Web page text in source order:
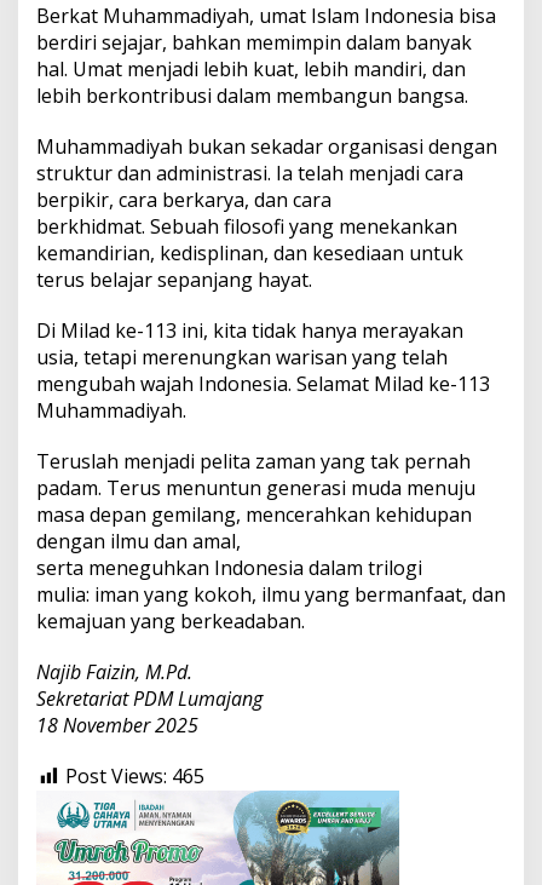
Berkat Muhammadiyah, umat Islam Indonesia bisa
berdiri sejajar, bahkan memimpin dalam banyak
hal. Umat menjadi lebih kuat, lebih mandiri, dan
lebih berkontribusi dalam membangun bangsa.
Muhammadiyah bukan sekadar organisasi dengan
struktur dan administrasi. Ia telah menjadi cara
berpikir, cara berkarya, dan cara
berkhidmat. Sebuah filosofi yang menekankan
kemandirian, kedisplinan, dan kesediaan untuk
terus belajar sepanjang hayat.
Di Milad ke-113 ini, kita tidak hanya merayakan
usia, tetapi merenungkan warisan yang telah
mengubah wajah Indonesia. Selamat Milad ke-113
Muhammadiyah.
Teruslah menjadi pelita zaman yang tak pernah
padam. Terus menuntun generasi muda menuju
masa depan gemilang, mencerahkan kehidupan
dengan ilmu dan amal,
serta meneguhkan Indonesia dalam trilogi
mulia: iman yang kokoh, ilmu yang bermanfaat, dan
kemajuan yang berkeadaban.
Najib Faizin, M.Pd.
Sekretariat PDM Lumajang
18 November 2025
Post Views: 465